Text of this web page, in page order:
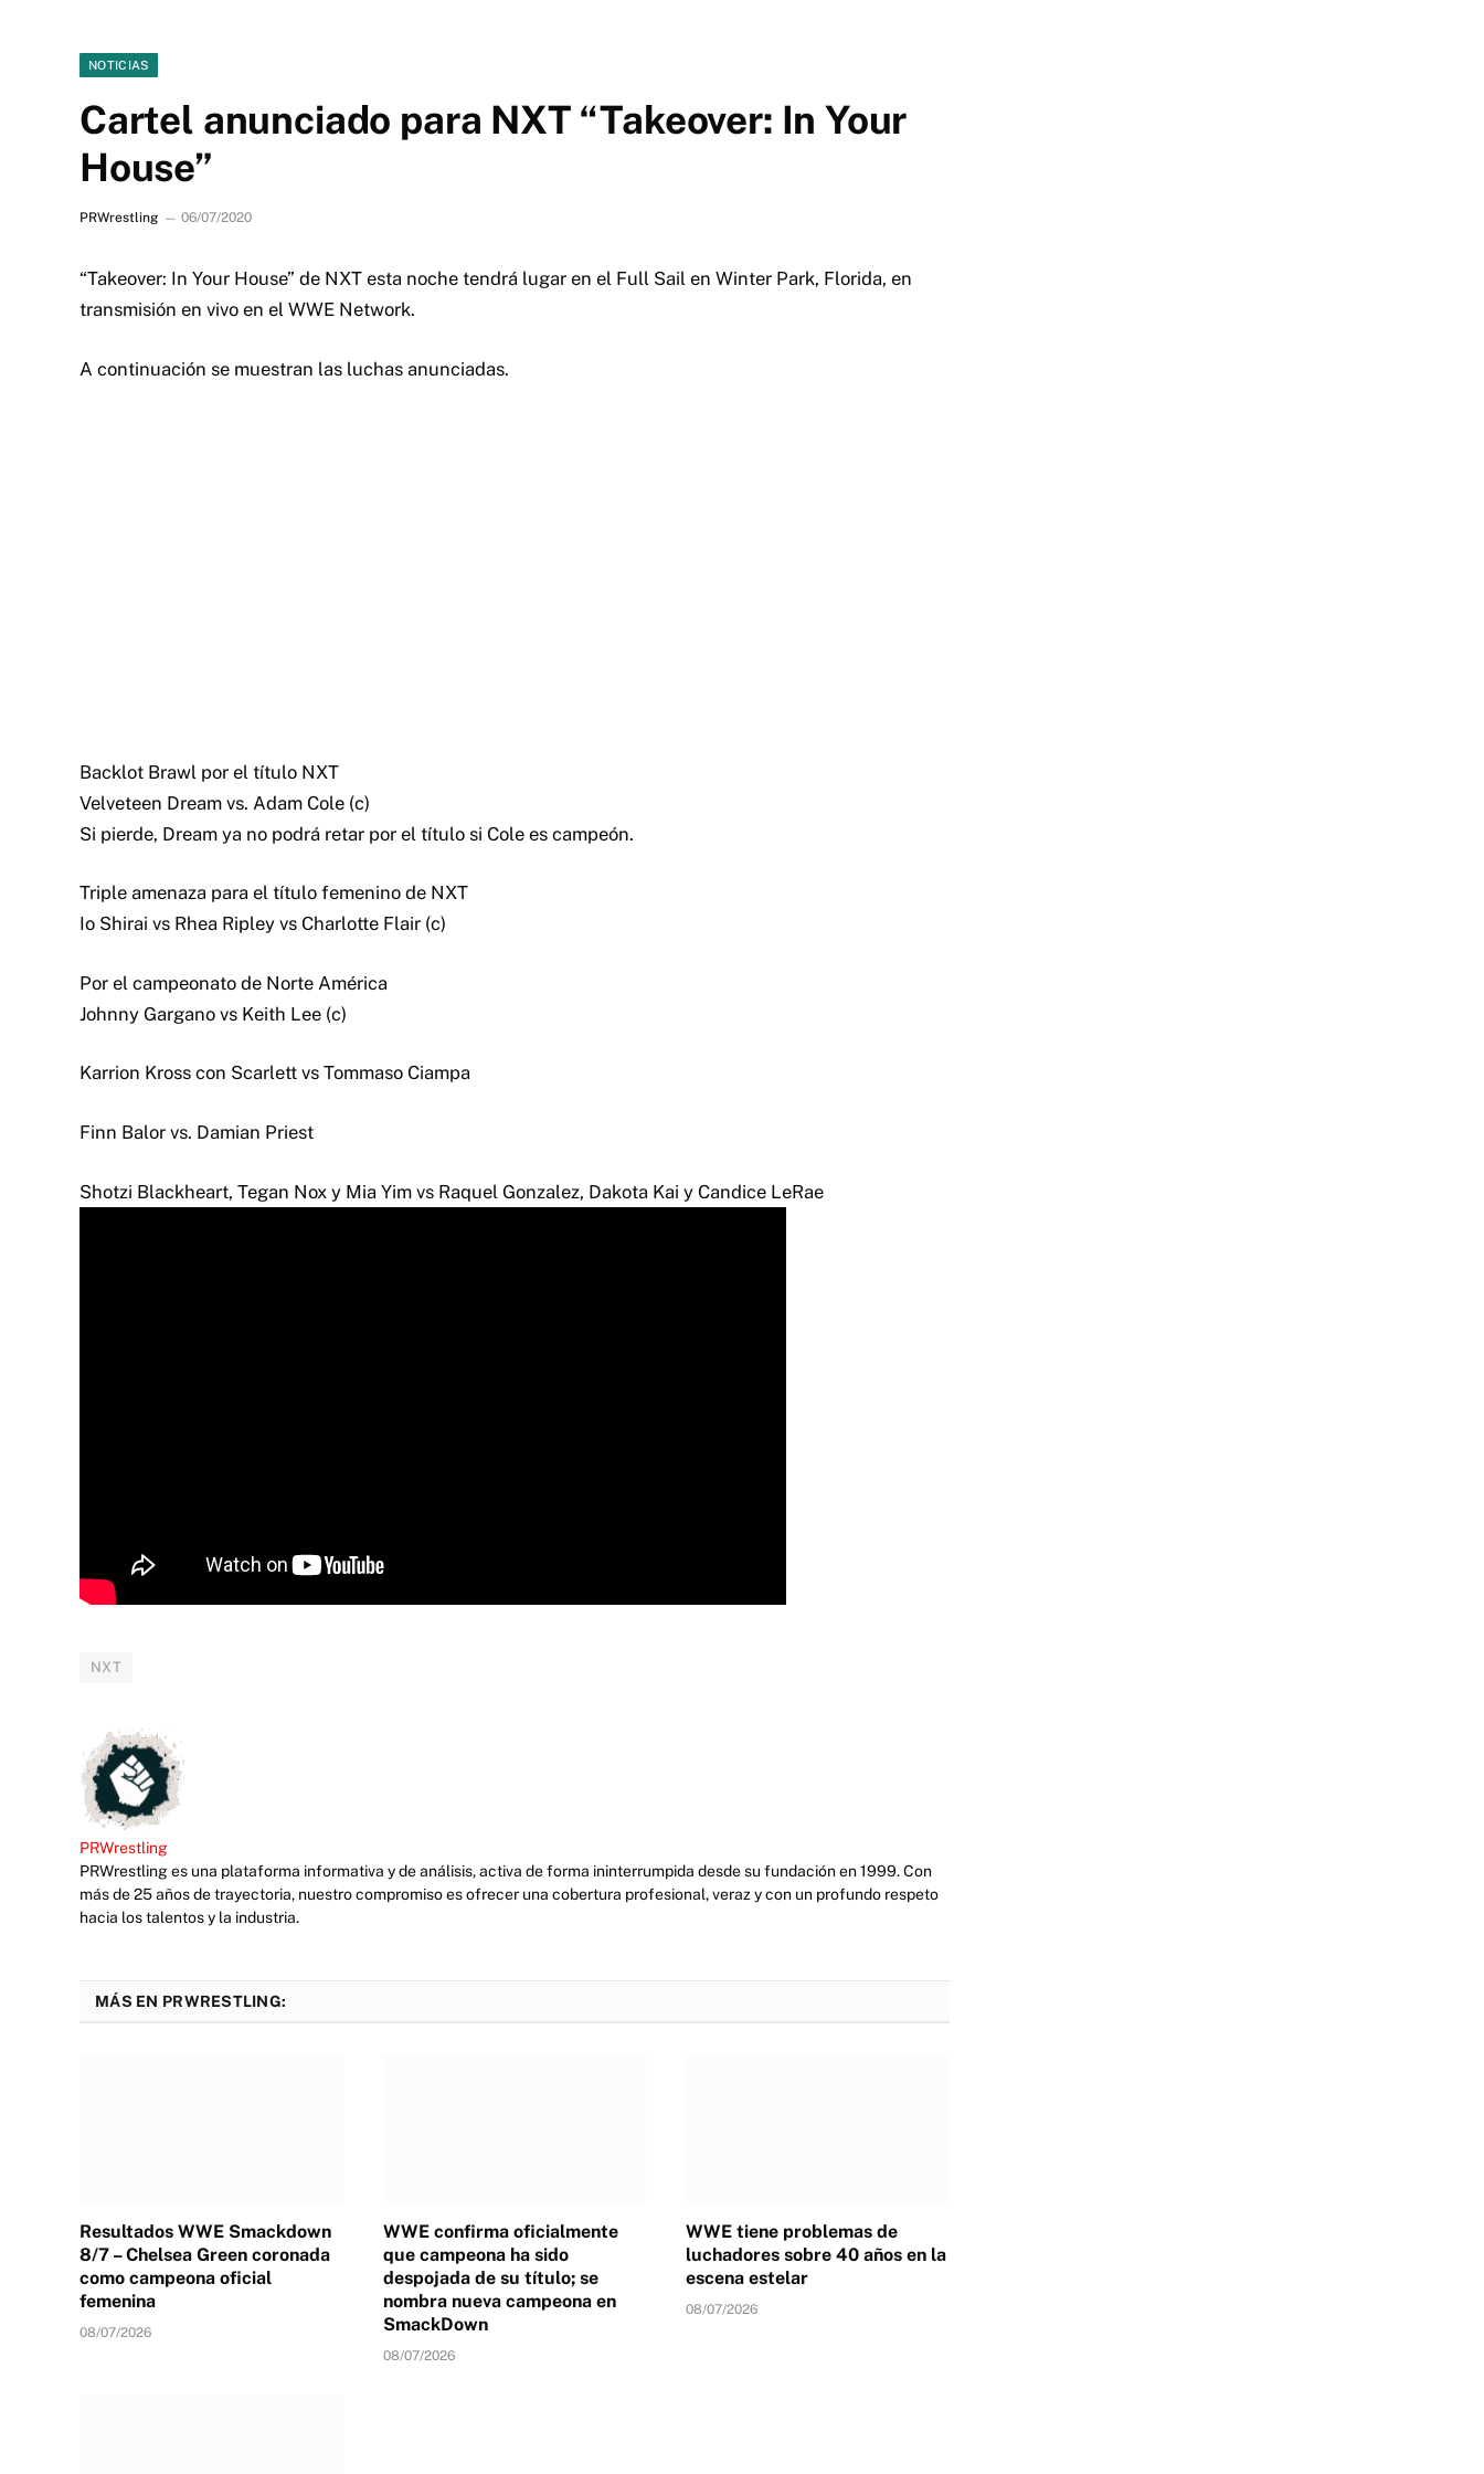
NOTICIAS
Cartel anunciado para NXT “Takeover: In Your
House”
PRWrestling 06/07/2020
“Takeover: In Your House” de NXT esta noche tendrá lugar en el Full Sail en Winter Park, Florida, en
transmisión en vivo en el WWE Network.
A continuación se muestran las luchas anunciadas.
Backlot Brawl por el título NXT
Velveteen Dream vs. Adam Cole (c)
Si pierde, Dream ya no podrá retar por el título si Cole es campeón.
Triple amenaza para el título femenino de NXT
Io Shirai vs Rhea Ripley vs Charlotte Flair (c)
Por el campeonato de Norte América
Johnny Gargano vs Keith Lee (c)
Karrion Kross con Scarlett vs Tommaso Ciampa
Finn Balor vs. Damian Priest
Shotzi Blackheart, Tegan Nox y Mia Yim vs Raquel Gonzalez, Dakota Kai y Candice LeRae
NXT
PRWrestling
PRWrestling es una plataforma informativa y de análisis, activa de forma ininterrumpida desde su fundación en 1999. Con
más de 25 años de trayectoria, nuestro compromiso es ofrecer una cobertura profesional, veraz y con un profundo respeto
hacia los talentos y la industria.
MÁS EN PRWRESTLING:
Resultados WWE Smackdown
8/7 – Chelsea Green coronada
como campeona oficial
femenina
08/07/2026
WWE confirma oficialmente
que campeona ha sido
despojada de su título; se
nombra nueva campeona en
SmackDown
08/07/2026
WWE tiene problemas de
luchadores sobre 40 años en la
escena estelar
08/07/2026